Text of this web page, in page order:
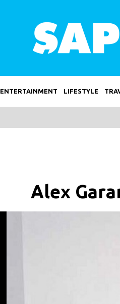
ENTERTAINMENT LIFESTYLE
Alex